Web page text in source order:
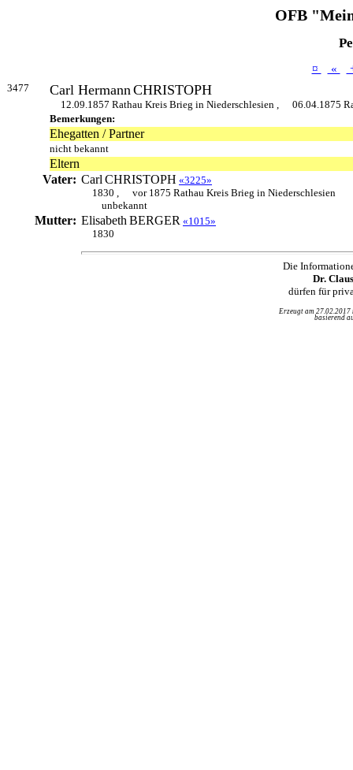
OFB
¤ «
3477 Carl HermannCHRISTOPH
12.09.1857 Rathau Kreis Brieg in Niederschlesien ,
06.04.1875
Bemerkungen:
Ehegatten / Partner
nicht bekannt
Eltern
Vater: Carl CHRISTOPH «3225»
1830 ,
vor 1875 Rathau Kreis Brieg in Niederschlesien
unbekannt
Mutter: Elisabeth BERGER «1015»
1830
Die
Dr.
dürfen für
Erzeugt am
basierend